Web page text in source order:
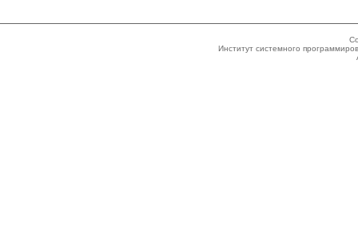
Институт системного